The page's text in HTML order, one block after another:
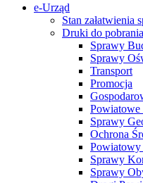
e-Urząd
Stan załatwienia
Druki do pobrania
Sprawy
Sprawy
Transport
Promocja
Powiatowe
Sprawy
Ochrona
Powiatowy
Sprawy
Sprawy